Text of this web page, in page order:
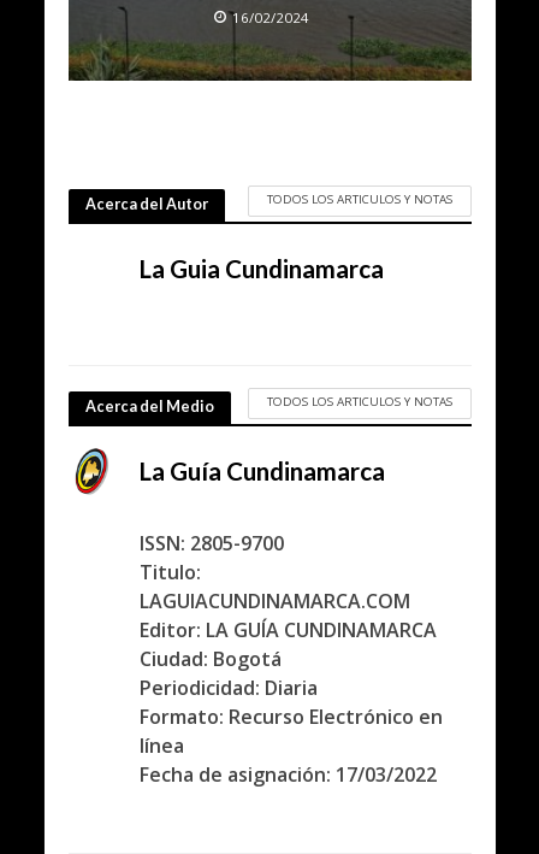
16/02/2024
Acerca del Autor TODOS LOS ARTICULOS Y NOTAS
La Guia Cundinamarca
Acerca del Medio TODOS LOS ARTICULOS Y NOTAS
La Guía Cundinamarca
ISSN: 2805-9700
Titulo:
LAGUIACUNDINAMARCA.COM
Editor: LA GUÍA CUNDINAMARCA
Ciudad: Bogotá
Periodicidad: Diaria
Formato: Recurso Electrónico en
línea
Fecha de asignación: 17/03/2022